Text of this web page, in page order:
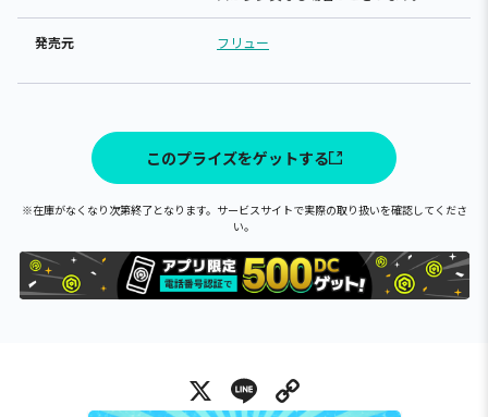
発売元 フリュー
このプライズをゲットする
※在庫がなくなり次第終了となります。サービスサイトで実際の取り扱いを確認してくださ
い。
X Line